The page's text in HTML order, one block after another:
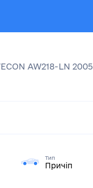
AW218-LN 2005
Тип
Причіп